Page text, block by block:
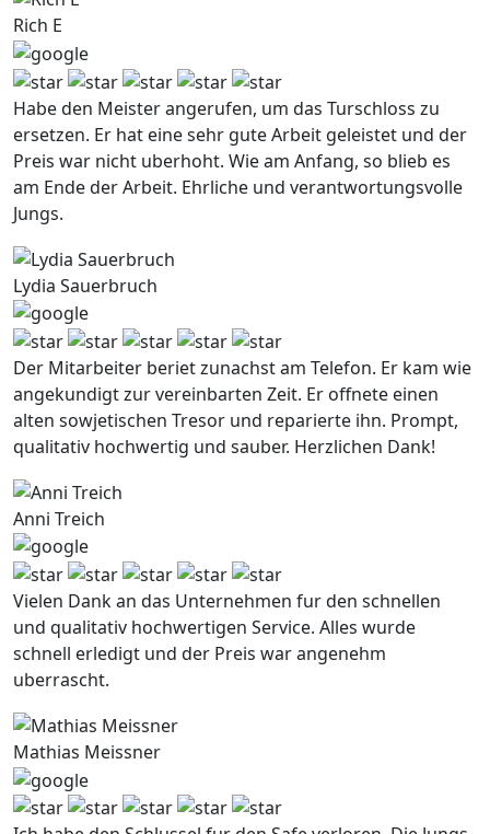
Rich E
Habe den Meister angerufen, um das Turschloss zu
ersetzen. Er hat eine sehr gute Arbeit geleistet und der
Preis war nicht uberhoht. Wie am Anfang, so blieb es
am Ende der Arbeit. Ehrliche und verantwortungsvolle
Jungs.
Lydia Sauerbruch
Der Mitarbeiter beriet zunachst am Telefon. Er kam wie
angekundigt zur vereinbarten Zeit. Er offnete einen
alten sowjetischen Tresor und reparierte ihn. Prompt,
qualitativ hochwertig und sauber. Herzlichen Dank!
Anni Treich
Vielen Dank an das Unternehmen fur den schnellen
und qualitativ hochwertigen Service. Alles wurde
schnell erledigt und der Preis war angenehm
uberrascht.
Mathias Meissner